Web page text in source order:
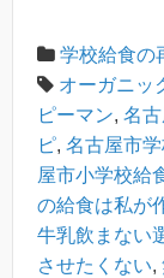
学校給食の
オーガニッ
ピーマン, 名
ピ, 名古屋市
屋市小学校給
の給食は私が
牛乳飲まない
させたくない,